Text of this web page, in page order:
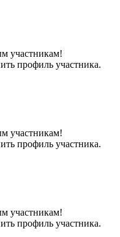
участникам!
профиль участника.
участникам!
профиль участника.
участникам!
профиль участника.